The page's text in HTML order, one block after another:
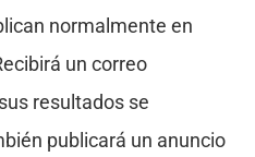
normalmente en
un correo
resultados se
publicará un anuncio